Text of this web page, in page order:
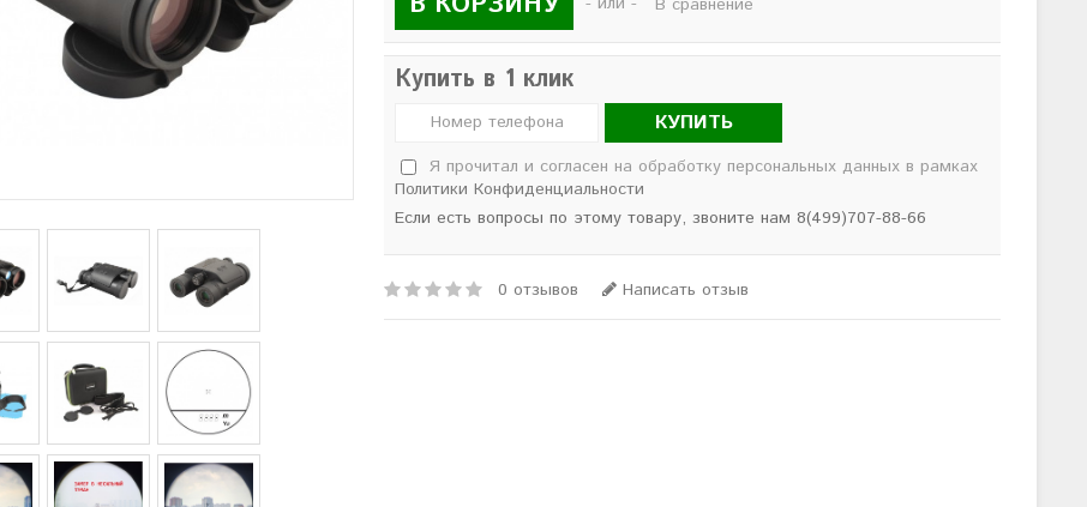
Купить в 1 клик
КУПИТЬ
Я прочитал и согласен на обработку персональных данных в рамках
Политики Конфиденциальности
Если есть вопросы по этому товару, звоните нам 8(499)707-88-66
0 отзывов Написать отзыв